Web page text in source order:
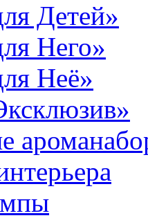
Детей»
Него»
Неё»